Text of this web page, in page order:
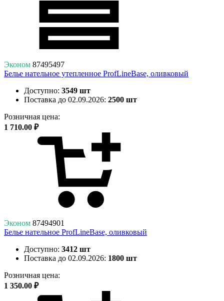
Эконом 87495497
Белье нательное утепленное ProfLineBase, оливковый
Доступно: 3549 шт
Поставка до 02.09.2026: 2500 шт
Розничная цена:
1 710.00 ₽
Эконом 87494901
Белье нательное ProfLineBase, оливковый
Доступно: 3412 шт
Поставка до 02.09.2026: 1800 шт
Розничная цена:
1 350.00 ₽